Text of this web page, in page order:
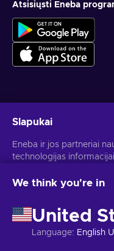
Atsisiųsti Eneba
Atšaukti prenumeratą gali
Slapukai
Eneba ir jos partneriai
technologijas
pagerintume svetainės
skelbimams
Spustelėjus "Sutinku su
partneriai naudotų šias
We think you're in
United
Language: English